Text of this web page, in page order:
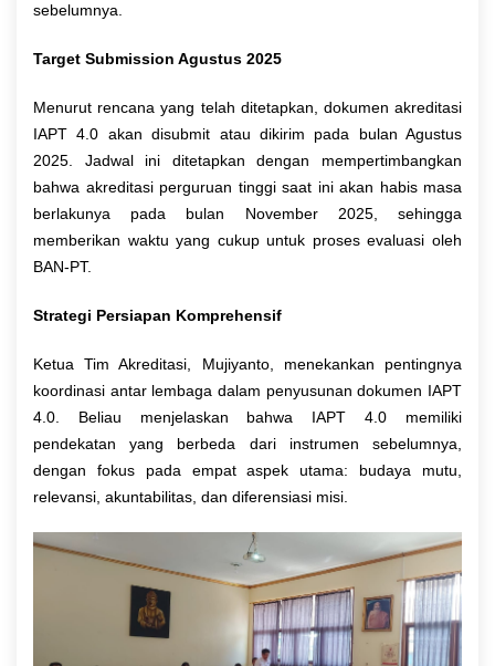
sebelumnya.
Target Submission Agustus 2025
Menurut rencana yang telah ditetapkan, dokumen akreditasi
IAPT 4.0 akan disubmit atau dikirim pada bulan Agustus
2025. Jadwal ini ditetapkan dengan mempertimbangkan
bahwa akreditasi perguruan tinggi saat ini akan habis masa
berlakunya pada bulan November 2025, sehingga
memberikan waktu yang cukup untuk proses evaluasi oleh
BAN-PT.
Strategi Persiapan Komprehensif
Ketua Tim Akreditasi, Mujiyanto, menekankan pentingnya
koordinasi antar lembaga dalam penyusunan dokumen IAPT
4.0. Beliau menjelaskan bahwa IAPT 4.0 memiliki
pendekatan yang berbeda dari instrumen sebelumnya,
dengan fokus pada empat aspek utama: budaya mutu,
relevansi, akuntabilitas, dan diferensiasi misi.